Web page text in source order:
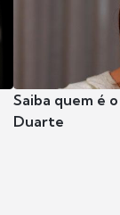
Saiba quem é
Duarte